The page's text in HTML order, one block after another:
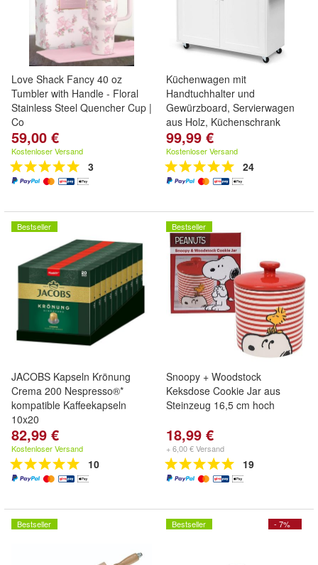
Love Shack Fancy 40 oz
Tumbler with Handle - Floral
Stainless Steel Quencher Cup |
Co
59,00 €
Kostenloser Versand
3
Küchenwagen mit
Handtuchhalter und
Gewürzboard, Servierwagen
aus Holz, Küchenschrank
99,99 €
Kostenloser Versand
24
Bestseller
JACOBS Kapseln Krönung
Crema 200 Nespresso®*
kompatible Kaffeekapseln
10x20
82,99 €
Kostenloser Versand
10
Bestseller
Snoopy + Woodstock
Keksdose Cookie Jar aus
Steinzeug 16,5 cm hoch
18,99 €
+ 6,00 € Versand
19
Bestseller - 7%
Bestseller